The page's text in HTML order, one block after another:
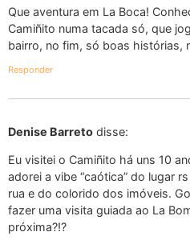
Que aventura em La Boca!
Camiñito numa tacada só, que
bairro, no fim, só boas histórias,
Responder
Denise Barreto disse:
Eu visitei o Camiñito há uns 10
adorei a vibe “caótica” do lugar
rua e do colorido dos imóveis.
fazer uma visita guiada ao La
próxima?!?